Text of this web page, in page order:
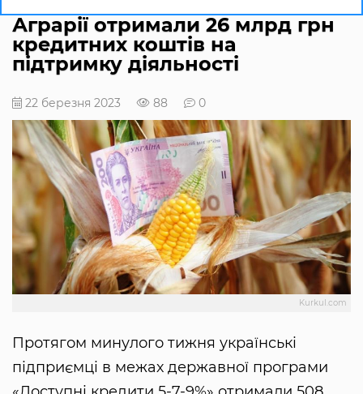
Аграрії отримали 26 млрд грн
кредитних коштів на
підтримку діяльності
22 березня 2023 88 0
Kurkul.com
Протягом минулого тижня українські
підприємці в межах державної програми